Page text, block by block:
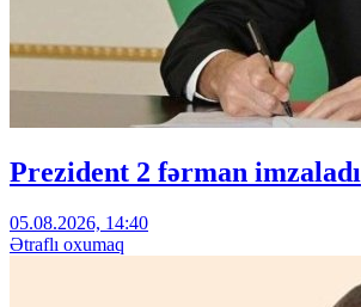
Prezident 2 fərman imzaladı
05.08.2026, 14:40
Ətraflı oxumaq